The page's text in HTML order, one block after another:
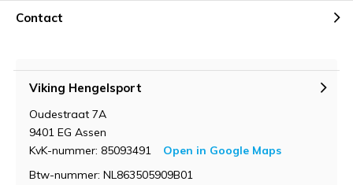
Contact
Viking Hengelsport
Oudestraat 7A
9401 EG Assen
KvK-nummer: 85093491
Open in Google Maps
Btw-nummer: NL863505909B01